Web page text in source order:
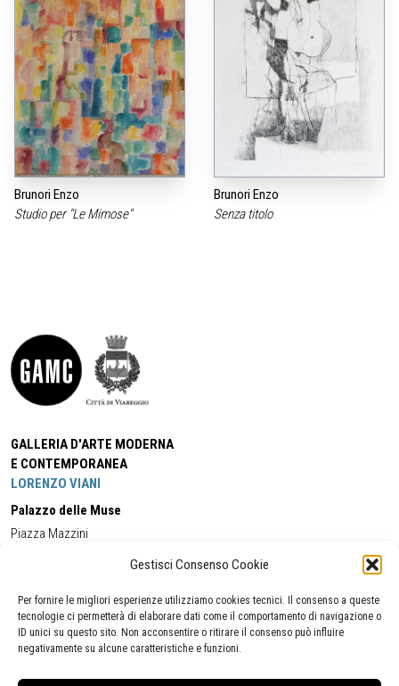
Gestisci Consenso Cookie
Per fornire le migliori esperienze utilizziamo cookies tecnici. Il consenso a queste
tecnologie ci permetterà di elaborare dati come il comportamento di navigazione o
ID unici su questo sito. Non acconsentire o ritirare il consenso può influire
negativamente su alcune caratteristiche e funzioni.
Brunori Enzo
Studio per "Le Mimose"
Brunori Enzo
Senza titolo
GALLERIA D'ARTE MODERNA
E CONTEMPORANEA
LORENZO VIANI
Palazzo delle Muse
Piazza Mazzini
Cell:+39 338 5714978 (orario apertura Galleria)
Tel:
+39 0584 944580
(orario 09.00/13.00)
Email:gamc@comune.viareggio.lu.it